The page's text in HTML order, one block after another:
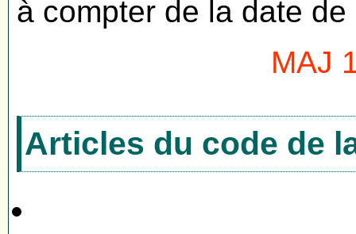
à compter de la date
MAJ
Articles du code de